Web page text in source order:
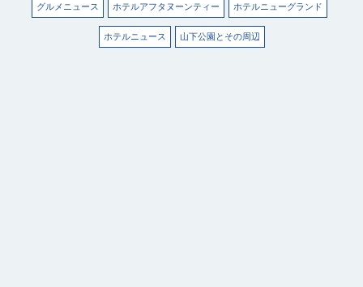
グルメニュース ホテルアフタヌーンティー ホテルニューグランド
ホテルニュース 山下公園とその周辺